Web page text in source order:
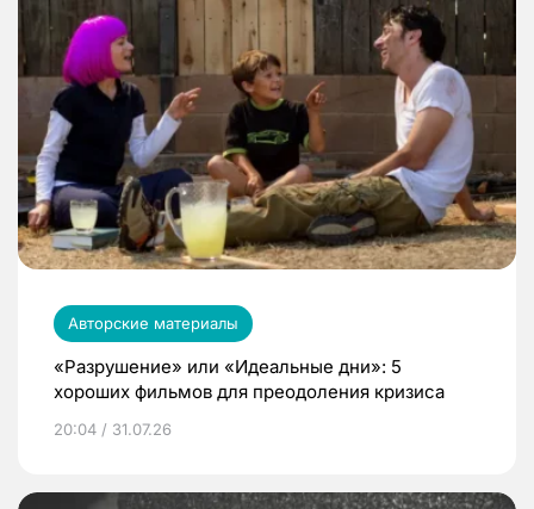
Авторские материалы
«Разрушение» или «Идеальные дни»: 5
хороших фильмов для преодоления кризиса
20:04 / 31.07.26